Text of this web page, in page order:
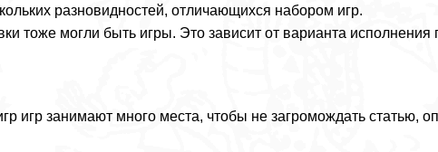
разновидностей, отличающихся набором игр.
тоже могли быть игры. Это зависит от варианта
игр занимают много места, чтобы не загромождать статью,